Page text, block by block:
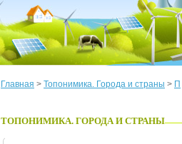
Главная > Топонимика. Города и страны > П
ТОПОНИМИКА. ГОРОДА И СТРАНЫ